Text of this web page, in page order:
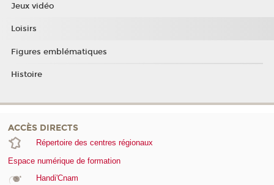
Jeux vidéo
Loisirs
Figures emblématiques
Histoire
ACCÈS DIRECTS
Répertoire des centres régionaux
Espace numérique de formation
Handi'Cnam